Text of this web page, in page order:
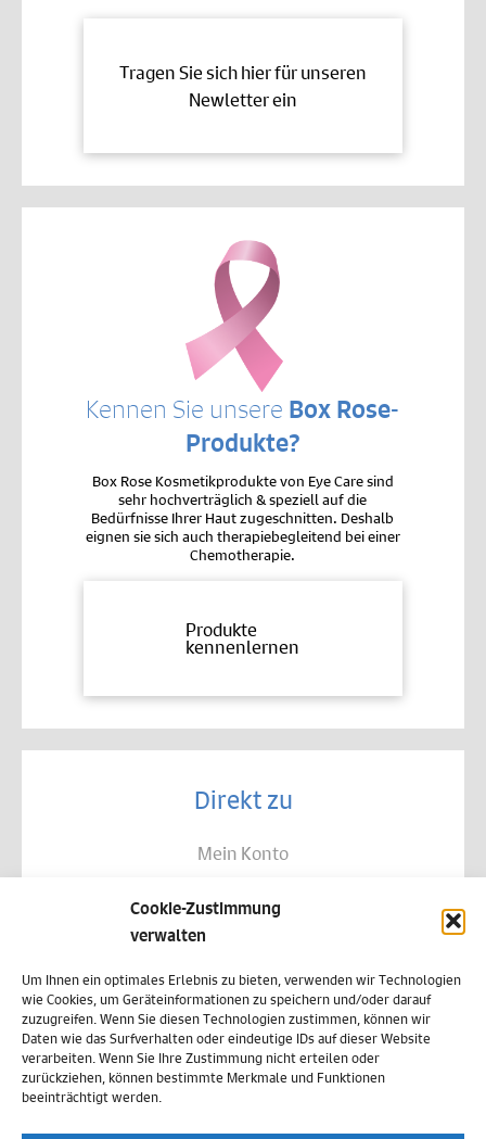
Cookie-Zustimmung
verwalten
Um Ihnen ein optimales Erlebnis zu bieten, verwenden wir Technologien
wie Cookies, um Geräteinformationen zu speichern und/oder darauf
zuzugreifen. Wenn Sie diesen Technologien zustimmen, können wir
Daten wie das Surfverhalten oder eindeutige IDs auf dieser Website
verarbeiten. Wenn Sie Ihre Zustimmung nicht erteilen oder
zurückziehen, können bestimmte Merkmale und Funktionen
beeinträchtigt werden.
Tragen Sie sich hier für unseren
Newletter ein
Kennen Sie unsere Box Rose-
Produkte?
Box Rose Kosmetikprodukte von Eye Care sind
sehr hochverträglich & speziell auf die
Bedürfnisse Ihrer Haut zugeschnitten. Deshalb
eignen sie sich auch therapiebegleitend bei einer
Chemotherapie.
Produkte
kennenlernen
Direkt zu
Mein Konto
Allgemeine Geschäftsbedingungen
Datenschutz
Widerruf
Zahlungsweisen
Versand & Lieferung